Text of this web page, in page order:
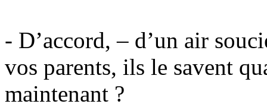
- D’accord, – d’un air
vos parents, ils le savent
maintenant ?